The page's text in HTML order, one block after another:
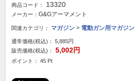
商品コード： 13320
メーカー： G&Gアーマメント
関連カテゴリ： マガジン > 電動ガン用マガジン
通常価格(税込)：
5,885円
販売価格(税込)：
5,002円
ポイント： 45 Pt